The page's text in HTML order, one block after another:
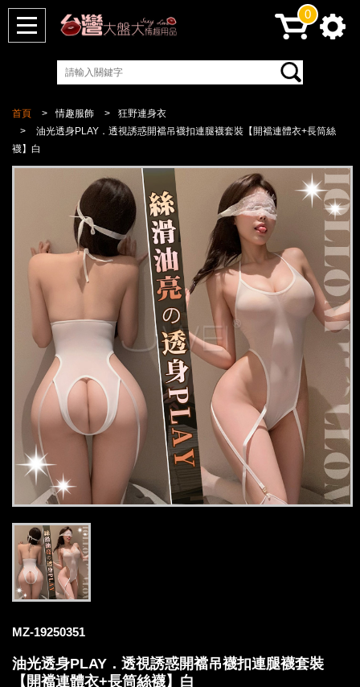
首頁 情趣服飾
狂野連身衣
油光透身PLAY．透視誘惑開襠吊襪扣連腿襪套裝【開襠連體衣+長筒絲
襪】白
MZ-19250351
油光透身PLAY．透視誘惑開襠吊襪扣連腿襪套裝
【開襠連體衣+長筒絲襪】白
0